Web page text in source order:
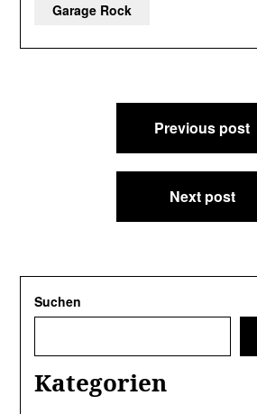
Garage Rock
Beitragsnavigation
Previous post
Next post
Suchen
Kategorien